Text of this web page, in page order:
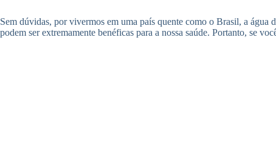
Sem dúvidas, por vivermos em uma país quente como o Brasil, a água
podem ser extremamente benéficas para a nossa saúde. Portanto, se